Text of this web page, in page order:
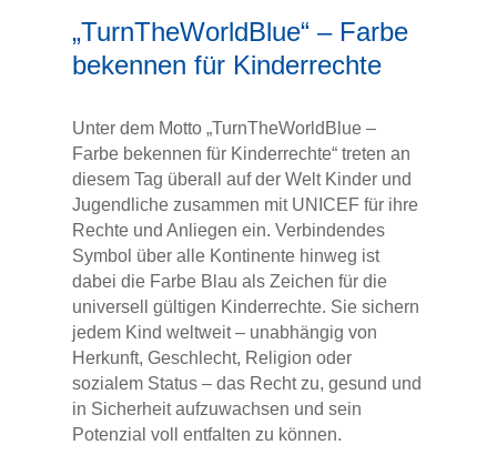
„TurnTheWorldBlue“ – Farbe
bekennen für Kinderrechte
Unter dem Motto „TurnTheWorldBlue –
Farbe bekennen für Kinderrechte“ treten an
diesem Tag überall auf der Welt Kinder und
Jugendliche zusammen mit UNICEF für ihre
Rechte und Anliegen ein. Verbindendes
Symbol über alle Kontinente hinweg ist
dabei die Farbe Blau als Zeichen für die
universell gültigen Kinderrechte. Sie sichern
jedem Kind weltweit – unabhängig von
Herkunft, Geschlecht, Religion oder
sozialem Status – das Recht zu, gesund und
in Sicherheit aufzuwachsen und sein
Potenzial voll entfalten zu können.